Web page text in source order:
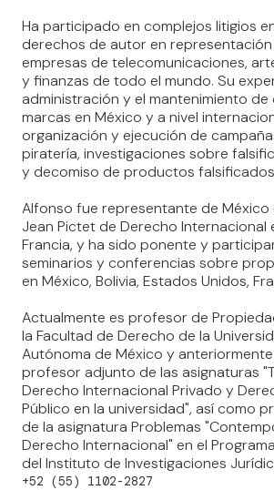
Ha participado en complejos litigios
derechos de autor en
empresas de telecomunicaciones,
y finanzas de todo el mundo. Su
administración y el mantenimiento
marcas en México y a nivel
organización y ejecución de
piratería, investigaciones sobre
y decomiso de productos
Alfonso fue representante de México
Jean Pictet de Derecho Internacional
Francia, y ha sido ponente y
seminarios y conferencias sobre
en México, Bolivia, Estados Unidos,
Actualmente es profesor de
la Facultad de Derecho de la
Autónoma de México y
profesor adjunto de las asignaturas
Derecho Internacional Privado y
Público en la universidad", así como
de la asignatura Problemas
Derecho Internacional" en el
del Instituto de Investigaciones
+52 (55) 1102-2827